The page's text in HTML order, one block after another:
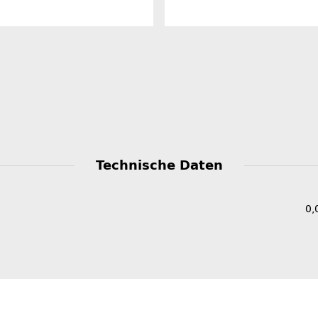
Technische Daten